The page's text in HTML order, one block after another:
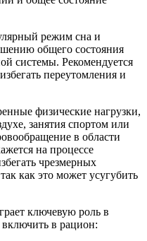
режим сна и
общего состояния
системы. Рекомендуется
переутомления и
физические нагрузки,
занятия спортом или
в области
на процессе
чрезмерных
как это может усугубить
ключевую роль в
включить в рацион: